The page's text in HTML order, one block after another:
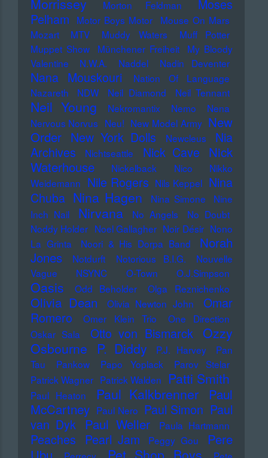
Morrissey Morton Feldman
Moses
Pelham
Motor Boys Motor
Mouse On Mars
Mozart
MTV Muddy Waters
Muff Potter
Muppet Show
Münchener Freiheit
My Bloody
Valentine
N.W.A. Naddel Nadin Deventer
Nana Mouskouri
Nation Of Language
Nazareth
NDW Neil Diamond Neil Tennant
Neil Young Nekromantix Nemo
Nena
Nervous Norvus Neu! New Model Army New
Order New York Dolls Newcleus
Nia
Archives
Nichtseattle Nick Cave
Nick
Waterhouse
Nickelback Nico
Nikko
Weidemann Nile Rogers Nils Keppel Nina
Chuba Nina Hagen Nina Simone
Nine
Inch Nail
Nirvana No Angels
No Doubt
Noddy Holder Noel Gallagher Noir Désir Nono
La Grinta
Noori & His Dorpa Band
Norah
Jones
Notdurft Notorious B.I.G.
Nouvelle
Vague
NSYNC O-Town O.J.Simpson
Oasis Odd Beholder Olga Reznichenko
Olivia Dean Olivia Newton John
Omar
Romero
Omer Klein Trio
One Direction
Oskar Sala
Otto von Bismarck Ozzy
Osbourne
P. Diddy P.J. Harvey
Pan
Tau
Pankow Papo Yoplack
Parov Stelar
Patrick Wagner Patrick Walden Patti Smith
Paul Heaton Paul Kalkbrenner
Paul
McCartney Paul Nero Paul Simon Paul
van Dyk Paul Weller Paula Hartmann
Peaches Pearl Jam Peggy Gou
Pere